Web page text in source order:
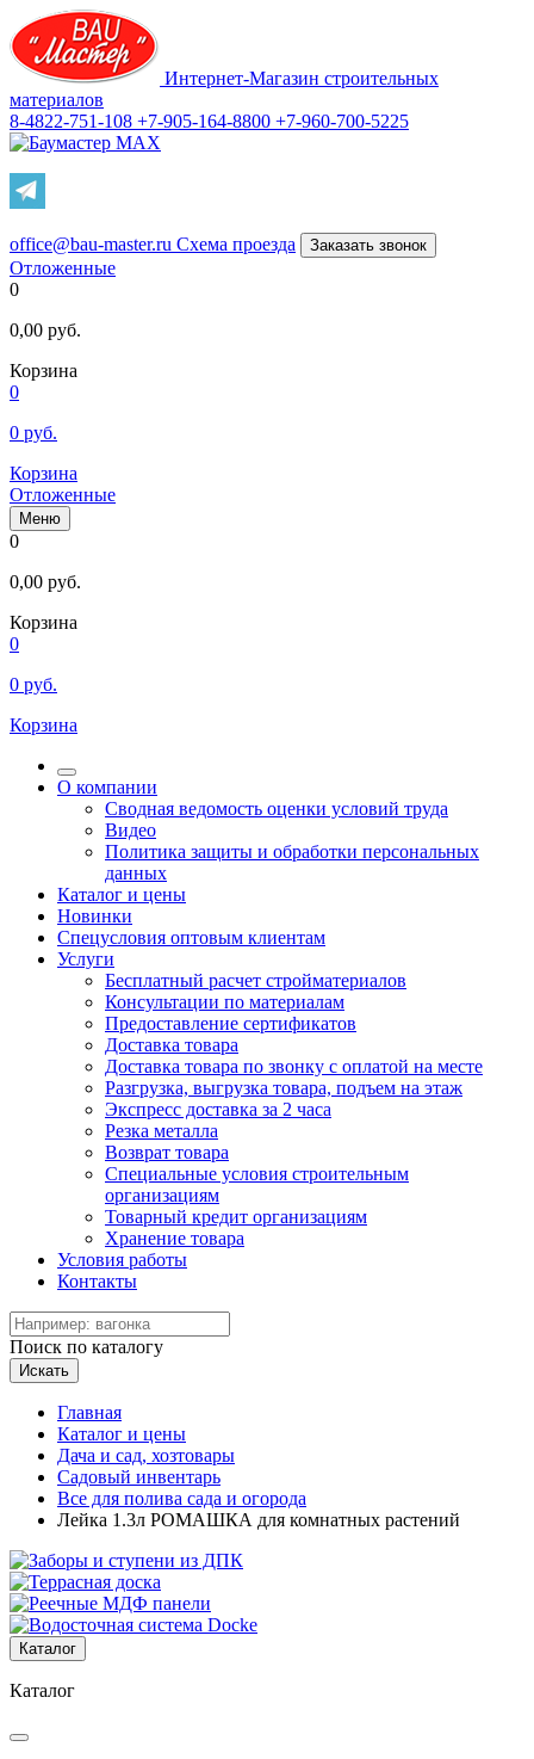
Интернет-Магазин строительных
материалов
8-4822-751-108 +7-905-164-8800 +7-960-700-5225
office@bau-master.ru Схема проезда Заказать звонок
Отложенные
0
0,00 руб.
Корзина
0
0 руб.
Корзина
Отложенные
Меню
0
0,00 руб.
Корзина
0
0 руб.
Корзина
О компании
Сводная ведомость оценки условий труда
Видео
Политика защиты и обработки персональных
данных
Каталог и цены
Новинки
Спецусловия оптовым клиентам
Услуги
Бесплатный расчет стройматериалов
Консультации по материалам
Предоставление сертификатов
Доставка товара
Доставка товара по звонку с оплатой на месте
Разгрузка, выгрузка товара, подъем на этаж
Экспресс доставка за 2 часа
Резка металла
Возврат товара
Специальные условия строительным
организациям
Товарный кредит организациям
Хранение товара
Условия работы
Контакты
Поиск по каталогу
Искать
Главная
Каталог и цены
Дача и сад, хозтовары
Садовый инвентарь
Все для полива сада и огорода
Лейка 1.3л РОМАШКА для комнатных растений
Каталог
Каталог